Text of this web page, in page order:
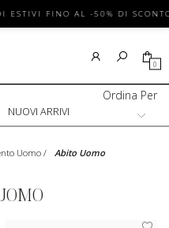
FINO AL -50% DI
0
Ordina Per
Uomo/ Abito Uomo